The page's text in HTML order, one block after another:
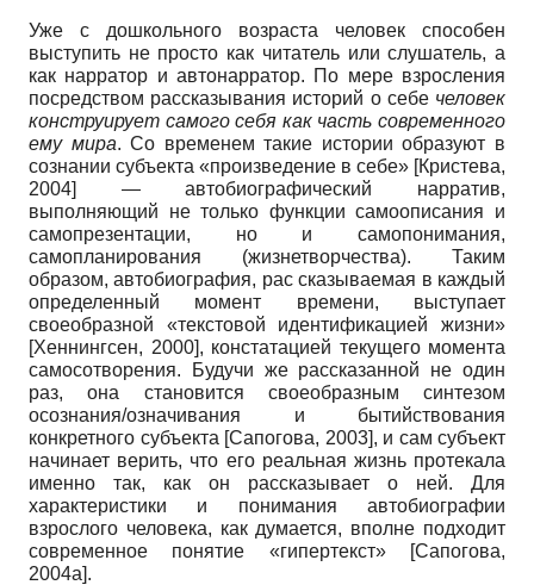
Уже с дошкольного возраста человек способен
выступить не просто как читатель или слушатель, а
как нарратор и автонарратор. По мере взросления
посредством рассказывания историй о себе человек
конструирует самого себя как часть современного
ему мира. Со временем такие истории образуют в
сознании субъекта «произведение в себе» [Кристева,
2004]
— автобиографический нарратив,
выполняющий не только функции самоописания и
самопрезентации, но и самопонимания,
самопланирования (жизнетворчества). Таким
образом, автобиография, рас сказываемая в каждый
определенный момент времени, выступает
своеобразной «текстовой идентификацией жизни»
[Хеннингсен, 2000], констатацией текущего момента
самосотворения. Будучи же рассказанной не один
раз, она становится своеобразным синтезом
осознания/означивания и бытийствования
конкретного субъекта [Сапогова, 2003], и сам субъект
начинает верить, что его реальная жизнь протекала
именно так, как он рассказывает о ней. Для
характеристики и понимания автобиографии
взрослого человека, как думается, вполне подходит
современное понятие «гипертекст»
[Сапогова,
2004а].